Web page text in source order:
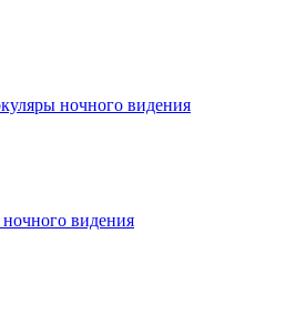
ночного видения
видения